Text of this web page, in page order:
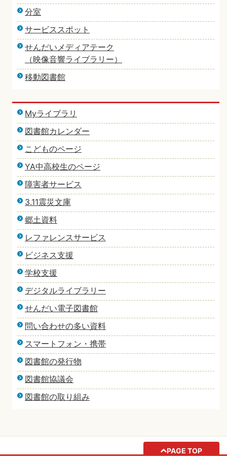
分室
サービススポット
せんだいメディアテーク
（映像音響ライブラリー）
移動図書館
Myライブラリ
図書館カレンダー
こどものページ
YA中高校生のページ
障害者サービス
3.11震災文庫
郷土資料
レファレンスサービス
ビジネス支援
学校支援
デジタルライブラリー
せんだい電子図書館
問い合わせの多い資料
スマートフォン・携帯
図書館の発行物
図書館協議会
図書館の取り組み
PAGE TOP